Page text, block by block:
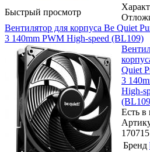
Быстрый просмотр
Вeнтилятор для корпуса Be Quiet
3 140mm PWM High-speed (BL109)
Quiet
3
High-
Есть в
170715
Бренд